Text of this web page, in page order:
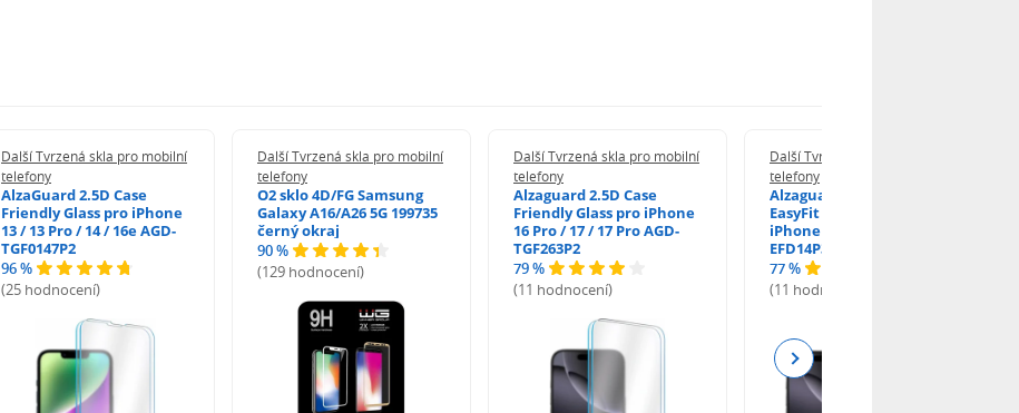
Další Tvrzená skla pro mobilní
telefony
AlzaGuard 2.5D Case
Friendly Glass pro iPhone
13 / 13 Pro / 14 / 16e AGD-
TGF0147P2
96 %
(25 hodnocení)
Další Tvrzená skla pro mobilní
telefony
O2 sklo 4D/FG Samsung
Galaxy A16/A26 5G 199735
černý okraj
90 %
(129 hodnocení)
Další Tvrzená skla pro mobilní
telefony
Alzaguard 2.5D Case
Friendly Glass pro iPhone
16 Pro / 17 / 17 Pro AGD-
TGF263P2
79 %
(11 hodnocení)
Další Tvrzená skla pro mobilní
telefony
Alzaguard 2.5D Glass
EasyFit DustFree pro
iPhone 16 Pro / 17 AGD-
EFD14P3
77 %
(11 hodnocení)
Next